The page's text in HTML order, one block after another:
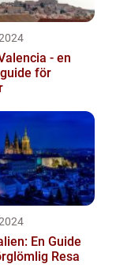
- en
för
En Guide
Resa